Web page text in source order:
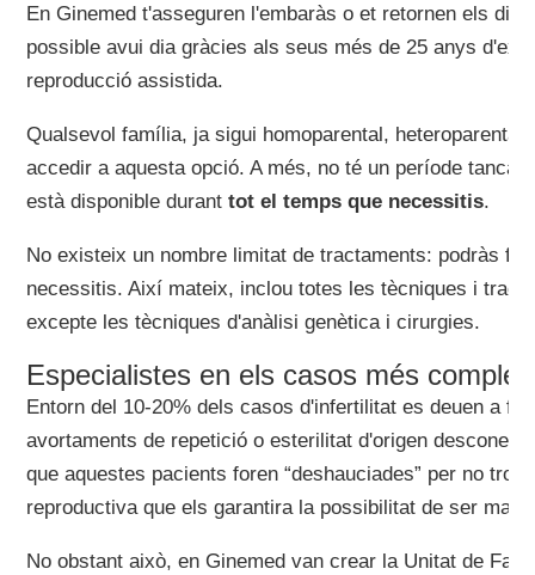
En Ginemed t'asseguren l'embaràs o et retornen els
possible avui dia gràcies als seus més de 25 anys
reproducció assistida.
Qualsevol família, ja sigui homoparental, heteroparental
accedir a aquesta opció. A més, no té un període tancat
està disponible duranttot el temps que necessitis.
No existeix un nombre limitat de tractaments: podràs
necessitis. Així mateix, inclou totes les tècniques i
excepte les tècniques d'anàlisi genètica i cirurgies.
Especialistes en els casos més
Entorn del 10-20% dels casos d'infertilitat es deuen a
avortaments de repetició o esterilitat d'origen
que aquestes pacients foren “deshauciades” per no
reproductiva que els garantira la possibilitat de ser
No obstant això, en Ginemed van crear la Unitat de